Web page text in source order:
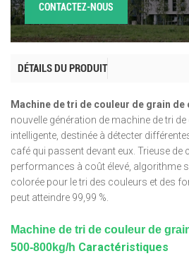
CONTACTEZ-NOUS
DÉTAILS DU PRODUIT
Machine de tri de couleur de grain de
nouvelle génération de machine de tri
intelligente, destinée à détecter
café qui passent devant eux. Trieuse de
performances à coût élevé, algorithme
colorée pour le tri des couleurs et des
peut atteindre 99,99 %.
Machine de tri de couleur de
500-800kg/h Caractéristiques